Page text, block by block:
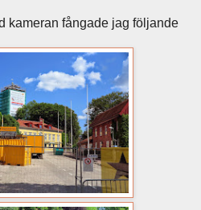
kameran fångade jag följande